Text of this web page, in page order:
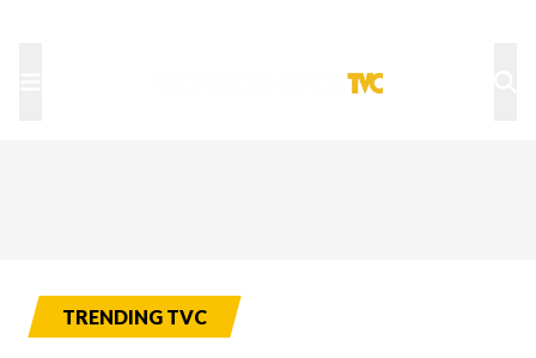
TRENDING TVC